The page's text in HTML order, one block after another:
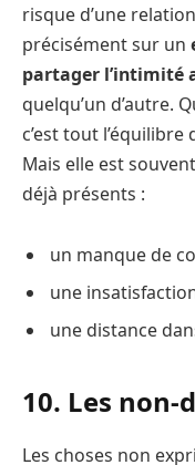
risque d’une
précisément sur un
partager l’intimité
quelqu’un d’autre.
c’est tout
Mais elle est
déjà présents :
un manque de
une
une distance
10. Les non-
Les choses non